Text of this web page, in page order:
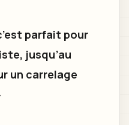
parfait pour
jusqu’au
un carrelage